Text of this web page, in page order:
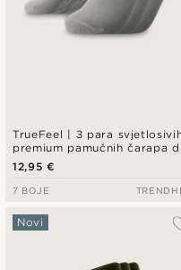
TrueFeel | 3 para
premium pamučnih čarapa
gležnja
12,95 €
7 BOJE
Novi